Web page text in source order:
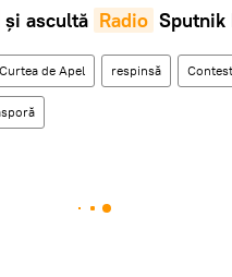
și ascultă Radio Sputnik
Curtea de Apel respinsă